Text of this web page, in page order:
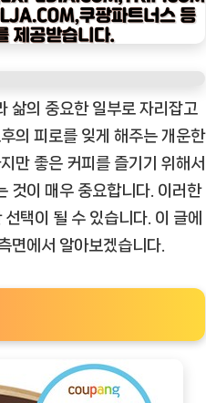
임
나
인
기
상
품]
맥
무
피
과
삶의 중요한 일부로 자리잡고
의 피로를 잊게 해주는 개운한
만 좋은 커피를 즐기기 위해서
것이 매우 중요합니다. 이러한
택이 될 수 있습니다. 이 글에
면에서 알아보겠습니다.